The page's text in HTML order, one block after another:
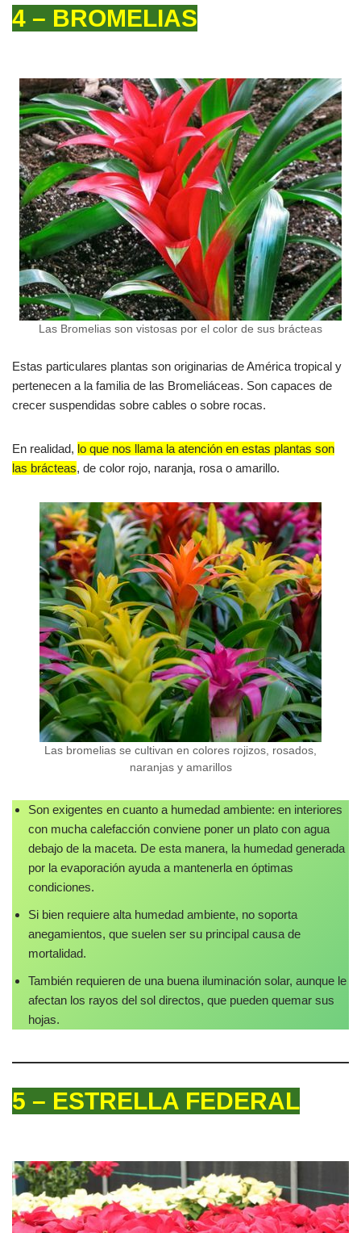
4 – BROMELIAS
Las Bromelias son vistosas por el color de sus brácteas
Estas particulares plantas son originarias de América tropical y
pertenecen a la familia de las Bromeliáceas. Son capaces de
crecer suspendidas sobre cables o sobre rocas.
En realidad, lo que nos llama la atención en estas plantas son
las brácteas, de color rojo, naranja, rosa o amarillo.
Las bromelias se cultivan en colores rojizos, rosados,
naranjas y amarillos
Son exigentes en cuanto a humedad ambiente: en interiores
con mucha calefacción conviene poner un plato con agua
debajo de la maceta. De esta manera, la humedad generada
por la evaporación ayuda a mantenerla en óptimas
condiciones.
Si bien requiere alta humedad ambiente, no soporta
anegamientos, que suelen ser su principal causa de
mortalidad.
También requieren de una buena iluminación solar, aunque le
afectan los rayos del sol directos, que pueden quemar sus
hojas.
5 – ESTRELLA FEDERAL